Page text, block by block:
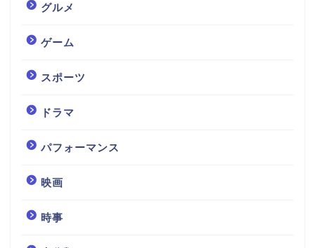
グルメ
ゲーム
スポーツ
ドラマ
パフォーマンス
映画
時事